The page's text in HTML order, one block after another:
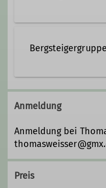
trifft sich jeden
Sektion Oberer
Details
Anmeldung
Anmeldung bei
Preis